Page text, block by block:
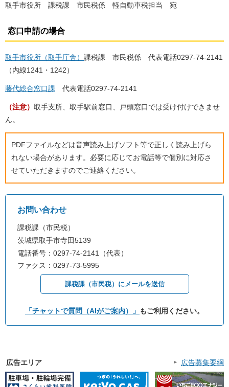
取手市役所 課税課 市民税係 軽自動車税担当 宛
窓口申請の場合
取手市役所（取手庁舎） 課税課 市民税係 代表電話0297-74-2141
（内線1241・1242）
藤代総合窓口課 代表電話0297-74-2141
（注意） 取手支所、取手駅前窓口、戸頭窓口では受け付けできませ
ん。
PDFファイルなどは音声読み上げソフト等で正しく読み上げら
れない場合があります。必要に応じてお電話等で個別に対応さ
せていただきますのでご連絡ください。
お問い合わせ
課税課（市民税）
茨城県取手市寺田5139
電話番号：0297-74-2141（代表）
ファクス：0297-73-5995
課税課（市民税）にメールを送信
「チャットで質問（AIがご案内）」 もご利用ください。
広告エリア 広告募集要綱